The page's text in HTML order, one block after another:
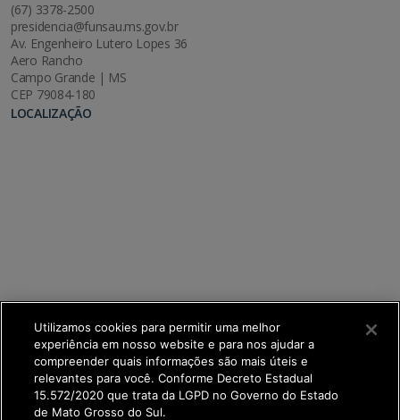
(67) 3378-2500
presidencia@funsau.ms.gov.br
Av. Engenheiro Lutero Lopes 36
Aero Rancho
Campo Grande | MS
CEP 79084-180
LOCALIZAÇÃO
Utilizamos cookies para permitir uma melhor
experiência em nosso website e para nos ajudar a
compreender quais informações são mais úteis e
relevantes para você. Conforme Decreto Estadual
15.572/2020 que trata da LGPD no Governo do Estado
de Mato Grosso do Sul.